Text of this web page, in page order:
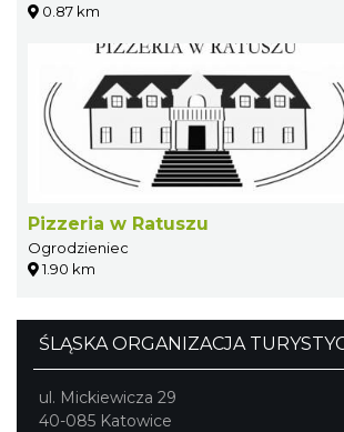
0.87 km
Pizzeria w Ratuszu
Ogrodzieniec
1.90 km
ŚLĄSKA ORGANIZACJA
ul. Mickiewicza 29
40-085 Katowice